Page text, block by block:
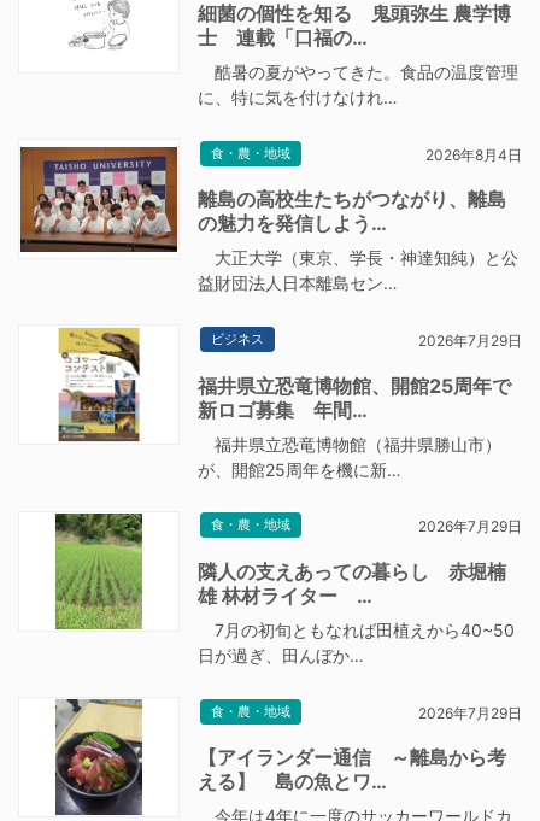
細菌の個性を知る 鬼頭弥生 農学博
士 連載「口福の…
酷暑の夏がやってきた。食品の温度管理
に、特に気を付けなけれ…
食・農・地域 2026年8月4日
離島の高校生たちがつながり、離島
の魅力を発信しよう…
大正大学（東京、学長・神達知純）と公
益財団法人日本離島セン…
ビジネス 2026年7月29日
福井県立恐竜博物館、開館25周年で
新ロゴ募集 年間…
福井県立恐竜博物館（福井県勝山市）
が、開館25周年を機に新…
食・農・地域 2026年7月29日
隣人の支えあっての暮らし 赤堀楠
雄 林材ライター …
7月の初旬ともなれば田植えから40~50
日が過ぎ、田んぼか…
食・農・地域 2026年7月29日
【アイランダー通信 ～離島から考
える】 島の魚とワ…
今年は4年に一度のサッカーワールドカ